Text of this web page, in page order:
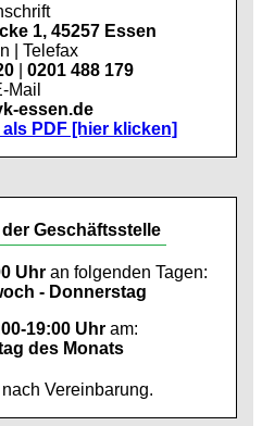
1, 45257 Essen
| Telefax
0201 488 179
Mail
essen.de
PDF [hier klicken]
Geschäftsstelle
Uhran folgenden Tagen:
- Donnerstag
19:00 Uhr am:
des Monats
Vereinbarung.